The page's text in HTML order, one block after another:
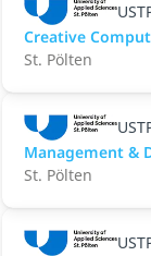
Creative
St. Pölten
Management &
St. Pölten